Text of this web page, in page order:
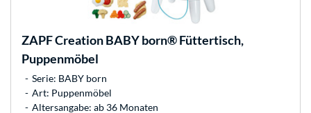
ZAPF CreationBABY born® Füttertisch,
Puppenmöbel
Serie: BABY born
Art: Puppenmöbel
Altersangabe: ab 36 Monaten